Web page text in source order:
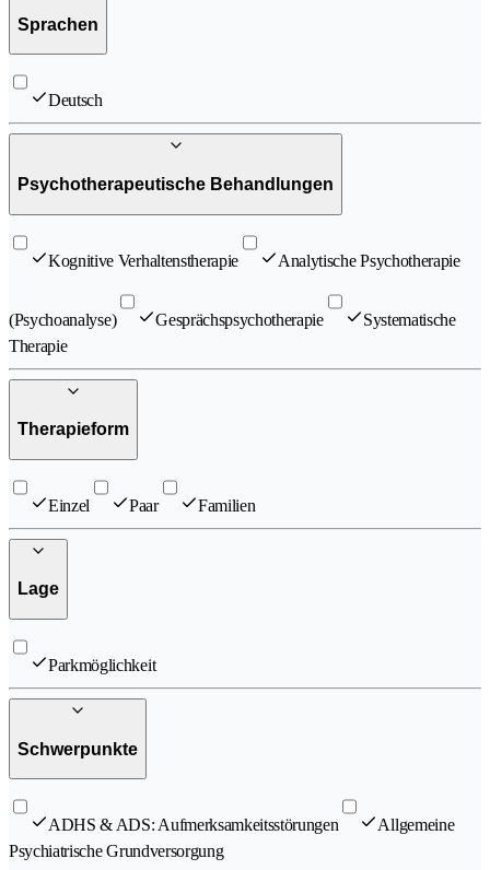
Sprachen
Deutsch
Psychotherapeutische Behandlungen
Kognitive Verhaltenstherapie Analytische Psychotherapie
(Psychoanalyse) Gesprächspsychotherapie
Systematische
Therapie
Therapieform
Einzel Paar Familien
Lage
Parkmöglichkeit
Schwerpunkte
ADHS & ADS: Aufmerksamkeitsstörungen
Allgemeine
Psychiatrische Grundversorgung